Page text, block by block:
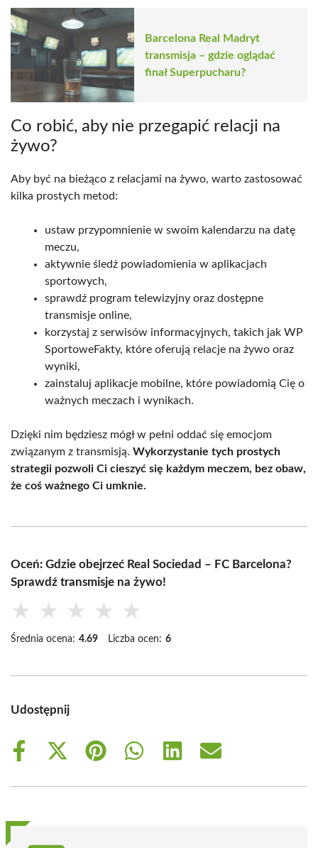
Barcelona Real Madryt
transmisja – gdzie oglądać
finał Superpucharu?
Co robić, aby nie przegapić relacji na
żywo?
Aby być na bieżąco z relacjami na żywo, warto zastosować
kilka prostych metod:
ustaw przypomnienie w swoim kalendarzu na datę
meczu,
aktywnie śledź powiadomienia w aplikacjach
sportowych,
sprawdź program telewizyjny oraz dostępne
transmisje online,
korzystaj z serwisów informacyjnych, takich jak WP
SportoweFakty, które oferują relacje na żywo oraz
wyniki,
zainstaluj aplikacje mobilne, które powiadomią Cię o
ważnych meczach i wynikach.
Dzięki nim będziesz mógł w pełni oddać się emocjom
związanym z transmisją. Wykorzystanie tych prostych
strategii pozwoli Ci cieszyć się każdym meczem, bez obaw,
że coś ważnego Ci umknie.
Oceń: Gdzie obejrzeć Real Sociedad – FC Barcelona?
Sprawdź transmisje na żywo!
★ ★ ★ ★ ★
Średnia ocena: 4.69 Liczba ocen: 6
Udostępnij
Share
Share
(Twitter)
Share
Share
Share
Share